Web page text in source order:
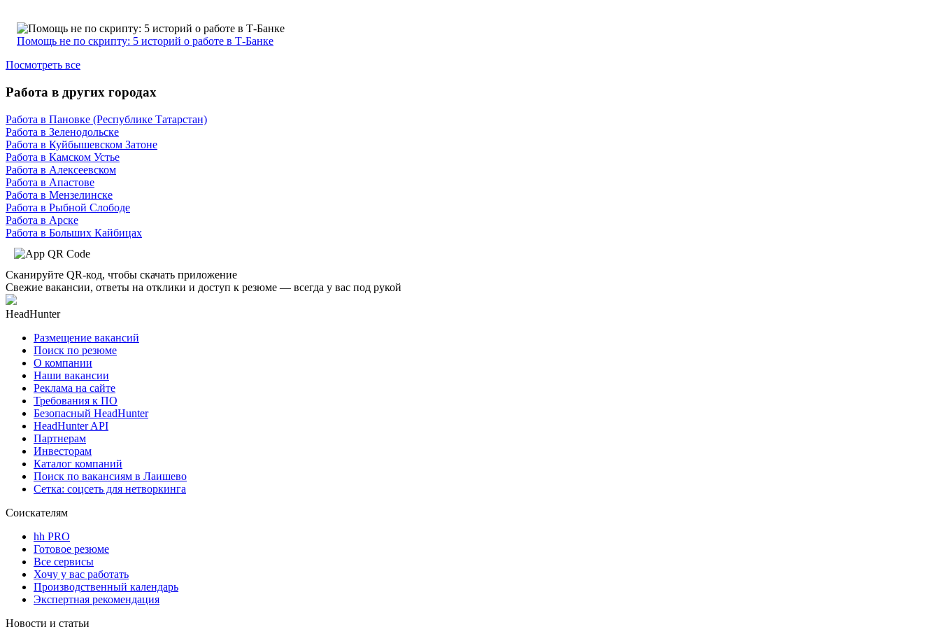
Помощь не по скрипту: 5 историй о работе в Т-Банке
Посмотреть все
Работа в других городах
Работа в Пановке (Республике Татарстан)
Работа в Зеленодольске
Работа в Куйбышевском Затоне
Работа в Камском Устье
Работа в Алексеевском
Работа в Апастове
Работа в Мензелинске
Работа в Рыбной Слободе
Работа в Арске
Работа в Больших Кайбицах
Сканируйте QR-код, чтобы скачать приложение
Свежие вакансии, ответы на отклики и доступ к резюме — всегда у вас под рукой
HeadHunter
Размещение вакансий
Поиск по резюме
О компании
Наши вакансии
Реклама на сайте
Требования к ПО
Безопасный HeadHunter
HeadHunter API
Партнерам
Инвесторам
Каталог компаний
Поиск по вакансиям в Лаишево
Сетка: соцсеть для нетворкинга
Соискателям
hh PRO
Готовое резюме
Все сервисы
Хочу у вас работать
Производственный календарь
Экспертная рекомендация
Новости и статьи